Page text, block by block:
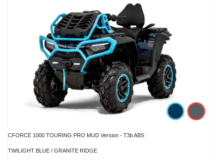
CFORCE 1000 TOURING PRO MUD Version - T3b ABS
TWILIGHT BLUE / GRANITE RIDGE